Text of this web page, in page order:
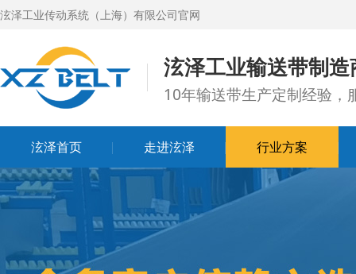
泫泽工业传动系统（上海）有限公司官网
泫泽工业输送带制造
10年输送带生产定制经验，
泫泽首页 走进泫泽 行业方案